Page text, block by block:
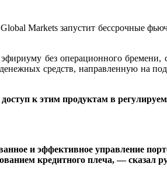
Markets запустит бессрочные
без операционного бремени,
средств, направленную на
к этим продуктам в
и эффективное управление
кредитного плеча, — сказал